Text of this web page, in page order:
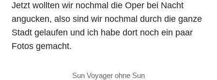
Jetzt wollten wir nochmal die Oper bei Nacht
angucken, also sind wir nochmal durch die ganze
Stadt gelaufen und ich habe dort noch ein paar
Fotos gemacht.
Sun Voyager ohne Sun